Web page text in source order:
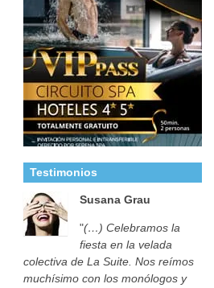
Testimonios
Susana Grau
"(…) Celebramos la
fiesta en la velada
colectiva de La Suite. Nos reímos
muchísimo con los monólogos y